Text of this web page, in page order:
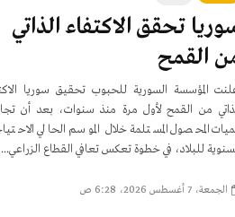
تحقق الاكتفاء الذاتي
القمح
المؤسسة السورية للحبوب تحقيق سوريا
من القمح لأول مرة منذ سنوات، بعد أن
المحصول المستلمة خلال الموسم الحالي
للبلاد، في خطوة تعكس تعافي القطاع الزراعي...
الجمعة، 7 أغسطس 2026، 6:28 ص